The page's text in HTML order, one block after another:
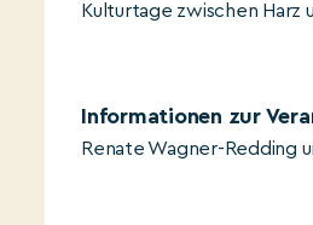
Kulturtage zwischen Harz
Informationen zur
Renate Wagner-Redding